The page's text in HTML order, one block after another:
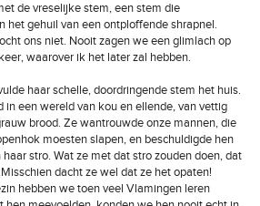
de vreselijke stem, een stem die
het gehuil van een ontploffende shrapnel.
ons niet. Nooit zagen we een glimlach op
waarover ik het later zal hebben.
haar schelle, doordringende stem het huis.
een wereld van kou en ellende, van vettig
brood. Ze wantrouwde onze mannen, die
moesten slapen, en beschuldigde hen
stro. Wat ze met dat stro zouden doen, dat
dacht ze wel dat ze het opaten!
hebben we toen veel Vlamingen leren